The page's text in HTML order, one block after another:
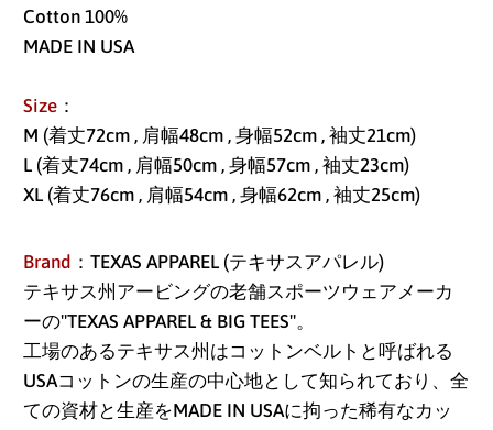
Cotton 100%
MADE IN USA
Size ：
M (着丈72cm , 肩幅48cm , 身幅52cm , 袖丈21cm)
L (着丈74cm , 肩幅50cm , 身幅57cm , 袖丈23cm)
XL (着丈76cm , 肩幅54cm , 身幅62cm , 袖丈25cm)
Brand ：TEXAS APPAREL (テキサスアパレル)
テキサス州アービングの老舗スポーツウェアメーカ
ーの"TEXAS APPAREL & BIG TEES"。
工場のあるテキサス州はコットンベルトと呼ばれる
USAコットンの生産の中心地として知られており、全
ての資材と生産をMADE IN USAに拘った稀有なカッ
アイスランド (ISK kr)
アセンション島 (SHP
£)
アゼルバイジャン
アフガニスタン (AFN
؋)
アメリカ合衆国 (USD
アラブ首長国連邦